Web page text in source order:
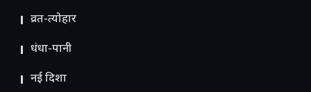
व्रत-त्योहार
धंधा-पानी
नई दिशा